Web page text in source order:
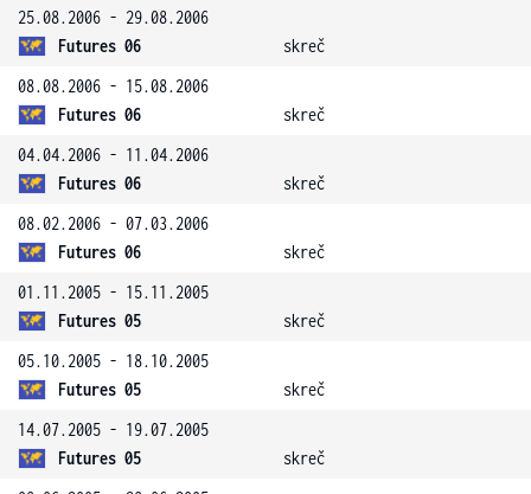
25.08.2006 - 29.08.2006
Futures 06
skreč
08.08.2006 - 15.08.2006
Futures 06
skreč
04.04.2006 - 11.04.2006
Futures 06
skreč
08.02.2006 - 07.03.2006
Futures 06
skreč
01.11.2005 - 15.11.2005
Futures 05
skreč
05.10.2005 - 18.10.2005
Futures 05
skreč
14.07.2005 - 19.07.2005
Futures 05
skreč